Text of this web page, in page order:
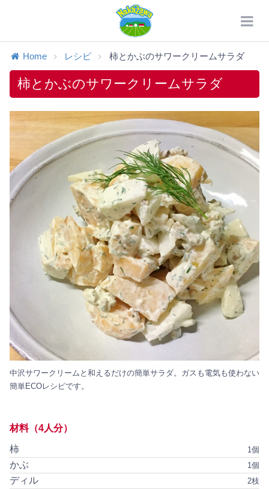
Home レシピ 柿とかぶのサワークリームサラダ
柿とかぶのサワークリームサラダ
中沢サワークリームと和えるだけの簡単サラダ。ガスも電気も使わない
簡単ECOレシピです。
材料（4人分）
1個
柿
1個
かぶ
2枝
ディル